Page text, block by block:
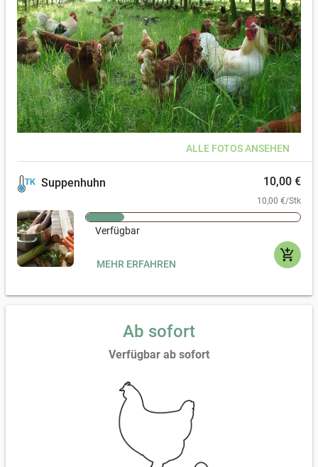
ALLE FOTOS ANSEHEN
Suppenhuhn 10,00 €
10,00 €/Stk
Verfügbar
add_shopping_cart
MEHR ERFAHREN
Ab sofort
Verfügbar ab sofort